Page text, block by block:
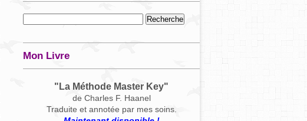
Mon Livre
"La Méthode Master Key"
de Charles F. Haanel
Traduite et annotée par mes soins.